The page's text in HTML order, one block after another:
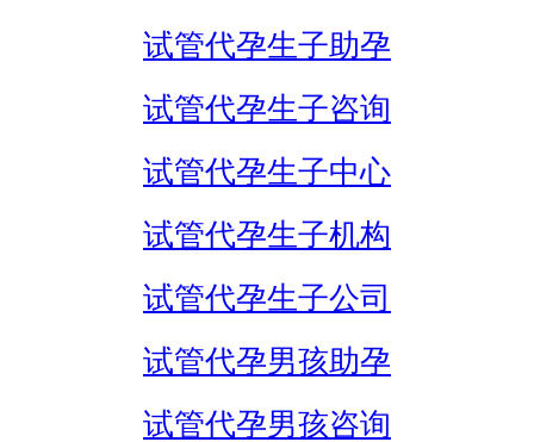
试管代孕生子助孕
试管代孕生子咨询
试管代孕生子中心
试管代孕生子机构
试管代孕生子公司
试管代孕男孩助孕
试管代孕男孩咨询